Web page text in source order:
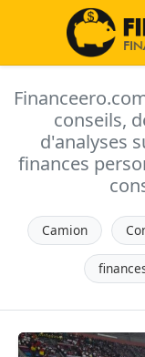
conseils,
d'analyses
finances
Camion